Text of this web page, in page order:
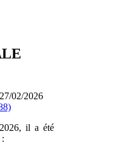
02/2026
il a été